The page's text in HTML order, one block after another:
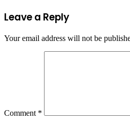
Leave a Reply
Your email address will not be
Comment *